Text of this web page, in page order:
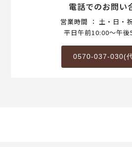
電話でのお問い
営業時間 ： 土・日・
平日午前10:00～午後
0570-037-030(代